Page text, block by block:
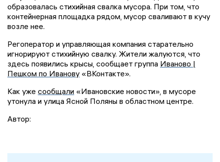
образовалась стихийная свалка мусора. При том, что
контейнерная площадка рядом, мусор сваливают в кучу
возле нее.
Регоператор и управляющая компания старательно
игнорируют стихийную свалку. Жители жалуются, что
здесь появились крысы, сообщает группа Иваново |
Пешком по Иванову «ВКонтакте».
Как уже сообщали «Ивановские новости», в мусоре
утонула и улица Ясной Поляны в областном центре.
Автор: